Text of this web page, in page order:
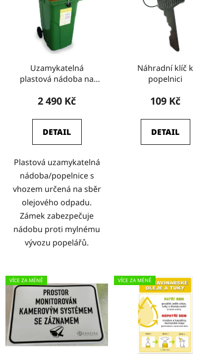
Uzamykatelná
plastová nádoba na
2 490 Kč
DETAIL
Plastová uzamykatelná
nádoba/popelnice s
vhozem určená na sběr
olejového odpadu.
Zámek zabezpečuje
nádobu proti mylnému
vývozu popelářů.
Náhradní klíč k
popelnici
109 Kč
DETAIL
VÍCE ZA MÉNĚ VÍCE ZA MÉNĚ